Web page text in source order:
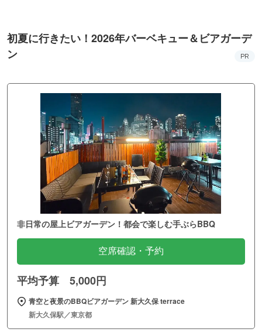
初夏に行きたい！2026年バーベキュー＆ビアガーデ
ン
PR
非日常の屋上ビアガーデン！都会で楽しむ手ぶらBBQ
空席確認・予約
平均予算 5,000円
青空と夜景のBBQビアガーデン 新大久保 terrace
新大久保駅／東京都